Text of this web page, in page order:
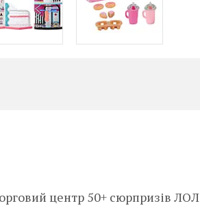
центр 50+ сюрпризів ЛОЛ